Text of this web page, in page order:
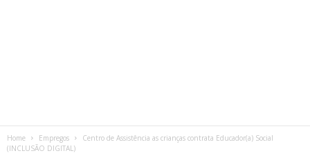
Home Empregos
Centro de Assistência as crianças contrata Educador(a) Social
(INCLUSÃO DIGITAL)